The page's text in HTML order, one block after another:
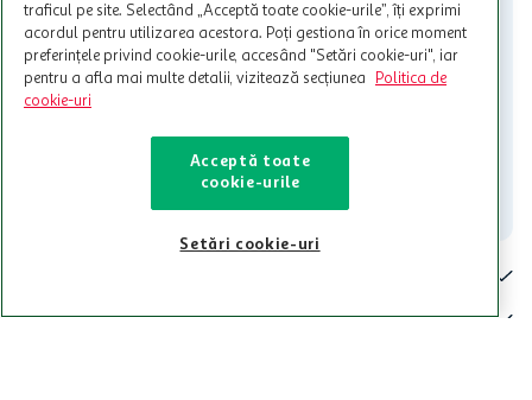
intretineri sau reparatii tehnice la sistemul de utilizarea al Cardului.
Contacteaza-ne!
021-9141 contact@auchan.ro
Contact
Cine suntem
traficul pe site. Selectând „Acceptă toate cookie-urile”, îți exprimi
acordul pentru utilizarea acestora. Poți gestiona în orice moment
preferințele privind cookie-urile, accesând "Setări cookie-uri", iar
pentru a afla mai multe detalii, vizitează secțiunea
Politica de
cookie-uri
Acceptă toate
cookie-urile
Setări cookie-uri